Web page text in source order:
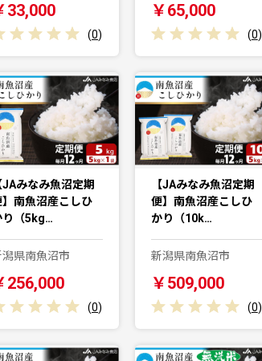
33,000
(0)
￥65,000
(0)
JAみなみ魚沼定期
】南魚沼産こしひ
り（5kg…
潟県南魚沼市
256,000
(0)
【JAみなみ魚沼定期
便】南魚沼産こしひ
かり（10k…
新潟県南魚沼市
￥509,000
(0)